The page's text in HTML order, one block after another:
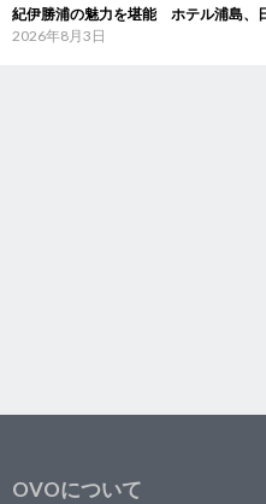
紀伊勝浦の魅力を堪能 ホテル浦島、
2026年8月3日
OVOについて